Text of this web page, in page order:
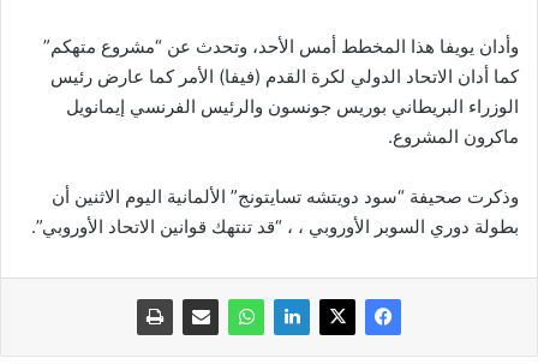
وأدان يويفا هذا المخطط أمس الأحد، وتحدث عن “مشروع متهكم”
كما أدان الاتحاد الدولي لكرة القدم (فيفا) الأمر كما عارض رئيس
الوزراء البريطاني بوريس جونسون والرئيس الفرنسي إيمانويل
ماكرون المشروع.
وذكرت صحيفة “سود دويتشه تسايتونج” الألمانية اليوم الاثنين أن
بطولة دوري السوبر الأوروبي ، ، “قد تنتهك قوانين الاتحاد الأوروبي”.